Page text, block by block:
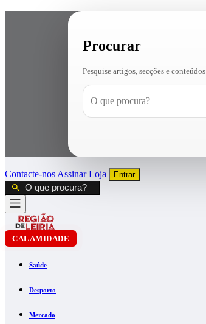
Procurar
Pesquise artigos, secções e conteúdos
Contacte-nos AssinarLoja Entrar
CALAMIDADE
Saúde
Desporto
Mercado